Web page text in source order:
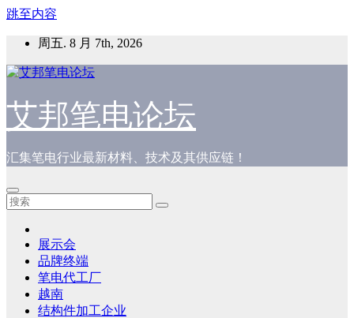
跳至内容
周五. 8 月 7th, 2026
艾邦笔电论坛
汇集笔电行业最新材料、技术及其供应链！
展示会
品牌终端
笔电代工厂
越南
结构件加工企业